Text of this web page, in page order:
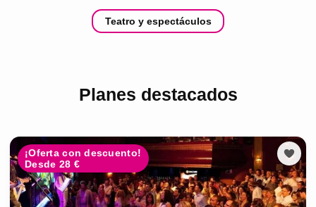
Teatro y espectáculos
Planes destacados
¡Oferta con descuento!
Desde 28 €